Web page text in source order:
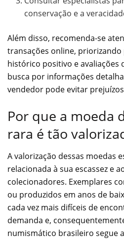
conservação e a
Além disso, recomenda-se
transações online,
histórico positivo e avaliações
busca por informações
vendedor pode evitar
Por que a moeda
rara é tão
A valorização dessas moedas
relacionada à sua escassez e
colecionadores. Exemplares
ou produzidos em anos de
cada vez mais difíceis de
demanda e,
numismático brasileiro segue